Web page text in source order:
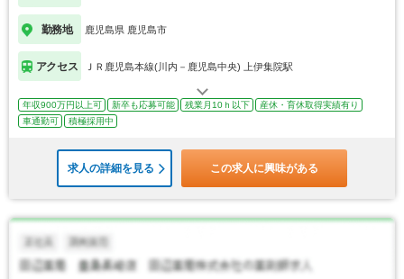
勤務地 鹿児島県 鹿児島市
アクセス ＪＲ鹿児島本線(川内－鹿児島中央) 上伊集院駅
年収900万円以上可 新卒も応募可能 残業月10ｈ以下
産休・育休取得実績有り
車通勤可
積極採用中
求人の詳細を見る この求人に興味がある